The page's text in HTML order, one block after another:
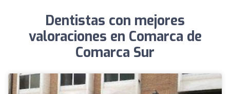
Dentistas con mejores
valoraciones en Comarca de
Comarca Sur